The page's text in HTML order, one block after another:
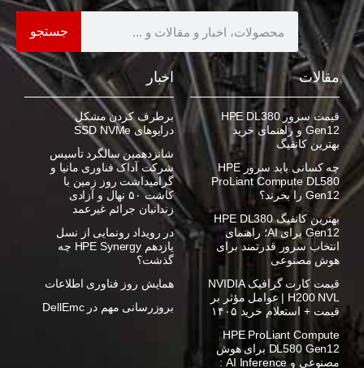
جستجو
مقالات
قیمت سرور HPE DL380
Gen12 و راهنمای خرید
بهترین کانفیگ
چه کسانی باید سرور HPE
ProLiant Compute DL580
Gen12 را بخرند؟
بهترین کانفیگ HPE DL380
Gen12 برای AI؛ راهنمای
انتخاب سرور قدرتمند برای
هوش مصنوعی
قیمت کارت گرافیک NVIDIA
H200 NVL | عوامل مؤثر بر
قیمت + استعلام خرید ۱۴۰۵
HPE ProLiant Compute
DL580 Gen12 برای هوش
مصنوعی و AI Inference :
اخبار
برطرف کردن مشکل
درایوهای SSD NVMe
شانزدهمین سالگرد تأسیس
شرکت آداک فناوری مانیا و
گرامیداشت روز زمین با
کاشت ۵۰ نهال و آزادی
زندانیان جرائم غیرعمد
در رویداد رونمایی از نسل
یازدهم HPE Synergy چه
گذشت؟
همایش روز فناوری اطلاعات
بروزرسانی مهم در DellEmc